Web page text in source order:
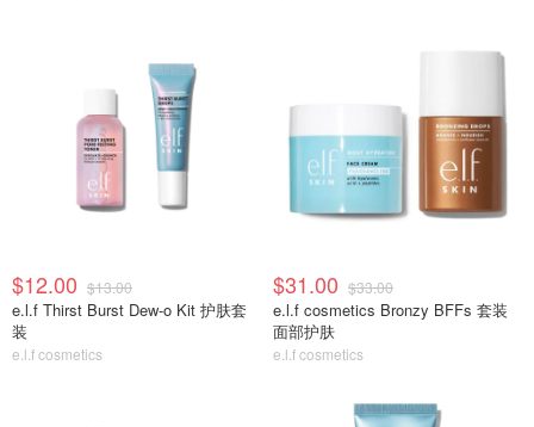
$12.00 $13.00
e.l.f Thirst Burst Dew-o Kit 护肤套
装
e.l.f cosmetics
$31.00 $33.00
e.l.f cosmetics Bronzy BFFs 套装
面部护肤
e.l.f cosmetics